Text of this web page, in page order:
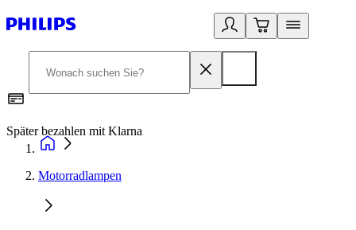
Später bezahlen mit Klarna
Motorradlampen